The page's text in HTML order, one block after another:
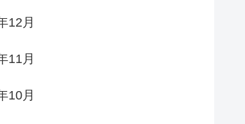
12月
11月
10月